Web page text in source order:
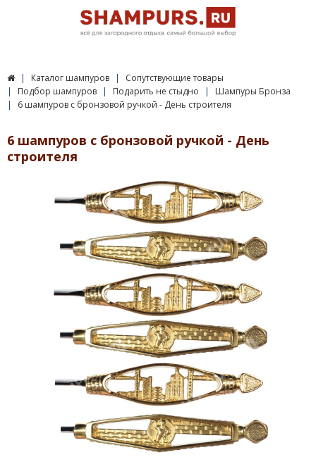
Каталог шампуров
Сопутствующие товары
Подбор шампуров
Подарить не стыдно
Шампуры Бронза
6 шампуров с бронзовой ручкой - День строителя
6 шампуров с бронзовой ручкой - День
строителя